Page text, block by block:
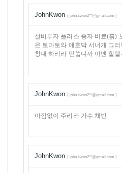
JohnKwon ( john.kwon2**@gmail.com )
설비투자 플러스 종자 비료(흙)
은 토마토와 애호박 서너개 그
창대 하리라 믿쑵니까 아멘 할
JohnKwon ( john.kwon2**@gmail.com )
아낌없이 주리라 가수 채빈
JohnKwon ( john.kwon2**@gmail.com )